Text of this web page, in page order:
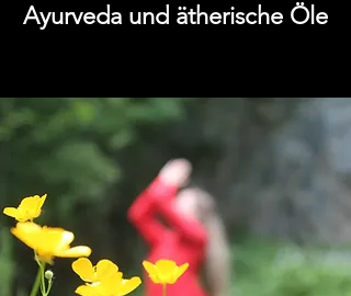
Ayurveda und ätherische Öle